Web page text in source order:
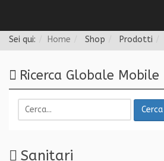
Sei qui: Home Shop Prodotti
Ricerca Globale Mobile
Cerca
Sanitari